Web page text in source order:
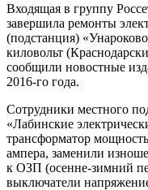
Входящая в группу
завершила ремонты
(подстанция)
киловольт
сообщили новостные
2016-го года.
Сотрудники местного
«Лабинские
трансформатор
ампера, заменили
к ОЗП (осенне-зимний
выключатели